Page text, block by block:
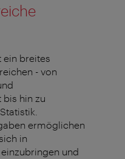
ein breites
- von
hin zu
ermöglichen
in
und